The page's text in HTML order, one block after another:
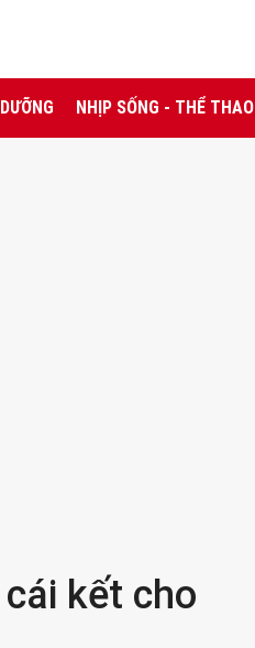
NHỊP SỐNG - THỂ THAO
cái kết cho